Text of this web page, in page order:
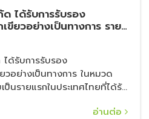
ได้รับการรับรอง
ขียวอย่างเป็นทางการ ราย
วดผลิตภัณฑ์ท่อเหล็กกล้า
ด้รับการรับรอง
วอย่างเป็นทางการ ในหมวด
รายแรกในประเทศไทยที่ได้รับ
อ่านต่อ